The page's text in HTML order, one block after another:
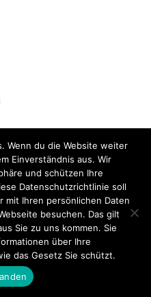
H-1 WASSEREINBRUCH
Über uns
Bilder
. Powered byWordPress.
Wenn du die Website weiter
Einverständnis aus. Wir
und schützen Ihre
Datenschutzrichtlinie soll
mit Ihren persönlichen Daten
besuchen. Das gilt
Sie zu uns kommen. Sie
über Ihre
das Gesetz Sie schützt.